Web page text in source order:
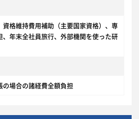
資格維持費用補助（主要国家資格）、専
、年末全社員旅行、外部機関を使った研
場合の諸経費全額負担